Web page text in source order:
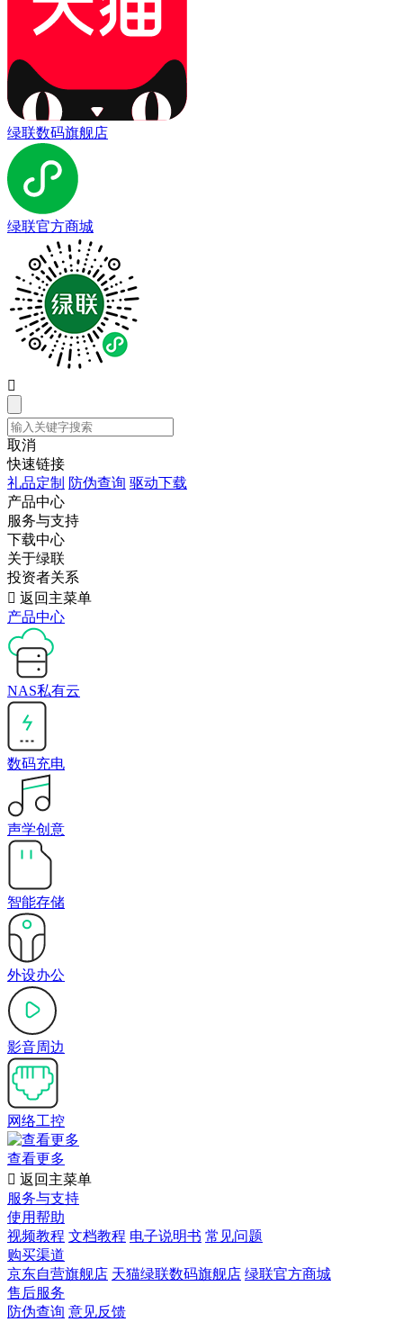
绿联数码旗舰店
绿联官方商城

取消
快速链接
礼品定制 防伪查询 驱动下载
产品中心
服务与支持
下载中心
关于绿联
投资者关系
 返回主菜单
产品中心
NAS私有云
数码充电
声学创意
智能存储
外设办公
影音周边
网络工控
查看更多
 返回主菜单
服务与支持
使用帮助
视频教程 文档教程 电子说明书 常见问题
购买渠道
京东自营旗舰店 天猫绿联数码旗舰店 绿联官方商城
售后服务
防伪查询 意见反馈